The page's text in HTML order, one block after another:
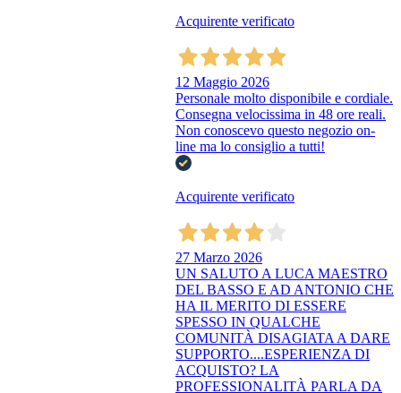
Acquirente verificato
12 Maggio 2026
Personale molto disponibile e cordiale.
Consegna velocissima in 48 ore reali.
Non conoscevo questo negozio on-
line ma lo consiglio a tutti!
Acquirente verificato
27 Marzo 2026
UN SALUTO A LUCA MAESTRO
DEL BASSO E AD ANTONIO CHE
HA IL MERITO DI ESSERE
SPESSO IN QUALCHE
COMUNITÀ DISAGIATA A DARE
SUPPORTO....ESPERIENZA DI
ACQUISTO? LA
PROFESSIONALITÀ PARLA DA